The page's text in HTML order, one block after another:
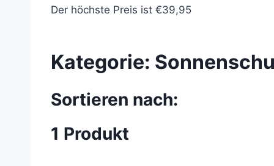
Der höchste Preis ist €39,95
Kategorie:
Sortieren nach:
1 Produkt